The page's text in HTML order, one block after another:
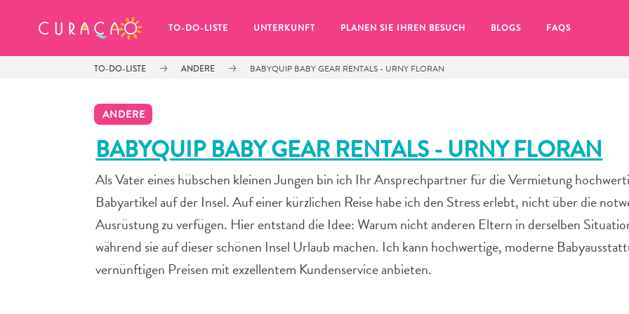
TO-DO-LISTE UNTERKUNFT PLANEN SIE IHREN BESUCH BLOGS FAQS
TO-DO-LISTE ANDERE BABYQUIP BABY GEAR RENTALS - URNY FLORAN
ANDERE
BABYQUIP BABY GEAR RENTALS - URNY FLORAN
Als Vater eines hübschen kleinen Jungen bin ich Ihr Ansprechpartner für die Vermietung
Babyartikel auf der Insel. Auf einer kürzlichen Reise habe ich den Stress erlebt, nicht über die
Ausrüstung zu verfügen. Hier entstand die Idee: Warum nicht anderen Eltern in derselben
während sie auf dieser schönen Insel Urlaub machen. Ich kann hochwertige, moderne
vernünftigen Preisen mit exzellentem Kundenservice anbieten.
MEINE FAVORITEN
Es schaut so aus, als ob Sie noch
gespeichert haben.